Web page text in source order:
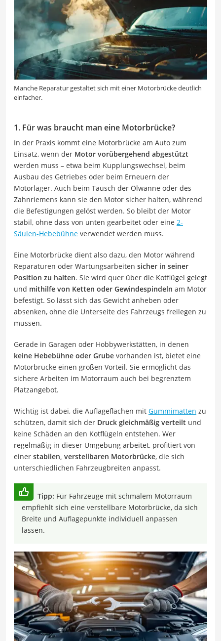
Manche Reparatur gestaltet sich mit einer Motorbrücke deutlich
einfacher.
1. Für was braucht man eine Motorbrücke?
In der Praxis kommt eine Motorbrücke am Auto zum
Einsatz, wenn der Motor vorübergehend abgestützt
werden muss – etwa beim Kupplungswechsel, beim
Ausbau des Getriebes oder beim Erneuern der
Motorlager. Auch beim Tausch der Ölwanne oder des
Zahnriemens kann sie den Motor sicher halten, während
die Befestigungen gelöst werden. So bleibt der Motor
stabil, ohne dass von unten gearbeitet oder eine 2-
Säulen-Hebebühne verwendet werden muss.
Eine Motorbrücke dient also dazu, den Motor während
Reparaturen oder Wartungsarbeiten sicher in seiner
Position zu halten. Sie wird quer über die Kotflügel gelegt
und mithilfe von Ketten oder Gewindespindeln am Motor
befestigt. So lässt sich das Gewicht anheben oder
absenken, ohne die Unterseite des Fahrzeugs freilegen zu
müssen.
Gerade in Garagen oder Hobbywerkstätten, in denen
keine Hebebühne oder Grube vorhanden ist, bietet eine
Motorbrücke einen großen Vorteil. Sie ermöglicht das
sichere Arbeiten im Motorraum auch bei begrenztem
Platzangebot.
Wichtig ist dabei, die Auflageflächen mit Gummimatten zu
schützen, damit sich der Druck gleichmäßig verteilt und
keine Schäden an den Kotflügeln entstehen. Wer
regelmäßig in dieser Umgebung arbeitet, profitiert von
einer stabilen, verstellbaren Motorbrücke, die sich
unterschiedlichen Fahrzeugbreiten anpasst.
Tipp: Für Fahrzeuge mit schmalem Motorraum
empfiehlt sich eine verstellbare Motorbrücke, da sich
Breite und Auflagepunkte individuell anpassen
lassen.